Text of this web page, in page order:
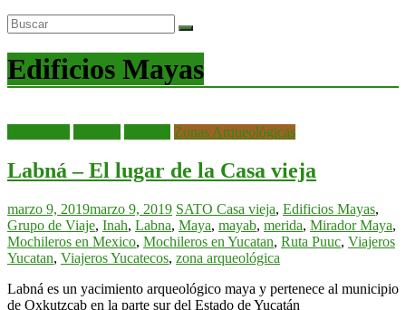
Edificios Mayas
Zonas Arqueológicas
Labná – El lugar de la Casa vieja
marzo 9, 2019marzo 9, 2019 SATO Casa vieja, Edificios Mayas,
Grupo de Viaje, Inah, Labna, Maya, mayab, merida, Mirador Maya,
Mochileros en Mexico, Mochileros en Yucatan, Ruta Puuc, Viajeros
Yucatan, Viajeros Yucatecos, zona arqueológica
Labná es un yacimiento arqueológico maya y pertenece al municipio
de Oxkutzcab en la parte sur del Estado de Yucatán